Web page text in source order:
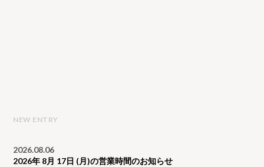
NEW ENTRY
2026.08.06
2026年 8月 17日 (月)の営業時間のお知らせ